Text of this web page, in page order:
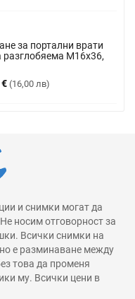
за портални врати
разглобяема М16х36,
(16,00 лв)
Цена
и снимки могат да
носим отговорност за
Всички снимки на
е разминаване между
това да променя
му. Всички цени в